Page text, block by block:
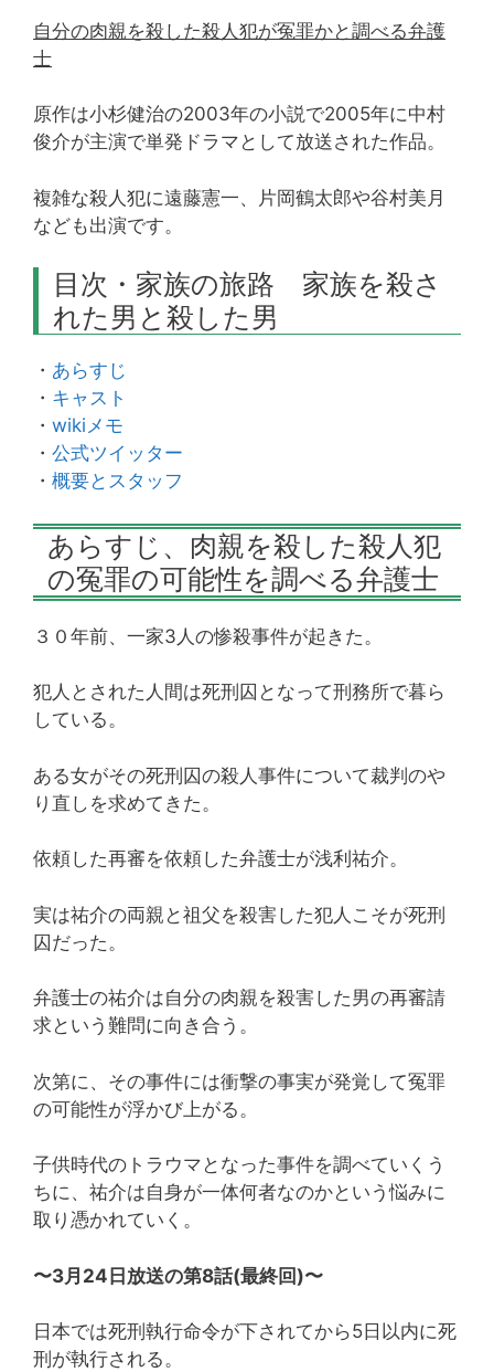
自分の肉親を殺した殺人犯が冤罪かと調べる弁護
士
原作は小杉健治の2003年の小説で2005年に中村
俊介が主演で単発ドラマとして放送された作品。
複雑な殺人犯に遠藤憲一、片岡鶴太郎や谷村美月
なども出演です。
目次・家族の旅路 家族を殺さ
れた男と殺した男
・ あらすじ
・ キャスト
・ wikiメモ
・ 公式ツイッター
・ 概要とスタッフ
あらすじ、肉親を殺した殺人犯
の冤罪の可能性を調べる弁護士
３０年前、一家3人の惨殺事件が起きた。
犯人とされた人間は死刑囚となって刑務所で暮ら
している。
ある女がその死刑囚の殺人事件について裁判のや
り直しを求めてきた。
依頼した再審を依頼した弁護士が浅利祐介。
実は祐介の両親と祖父を殺害した犯人こそが死刑
囚だった。
弁護士の祐介は自分の肉親を殺害した男の再審請
求という難問に向き合う。
次第に、その事件には衝撃の事実が発覚して冤罪
の可能性が浮かび上がる。
子供時代のトラウマとなった事件を調べていくう
ちに、祐介は自身が一体何者なのかという悩みに
取り憑かれていく。
〜3月24日放送の第8話(最終回)〜
日本では死刑執行命令が下されてから5日以内に死
刑が執行される。